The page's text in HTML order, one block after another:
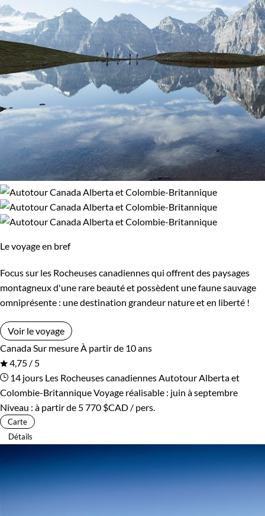
Le voyage en bref
Focus sur les Rocheuses canadiennes qui offrent des paysages
montagneux d'une rare beauté et possèdent une faune sauvage
omniprésente : une destination grandeur nature et en liberté !
Voir le voyage
Canada Sur mesure À partir de 10 ans
4,75 / 5
14 jours Les Rocheuses canadiennes Autotour Alberta et
Colombie-BritanniqueVoyage réalisable : juin à septembre
Niveau : à partir de 5 770 $CAD / pers.
Carte
Détails